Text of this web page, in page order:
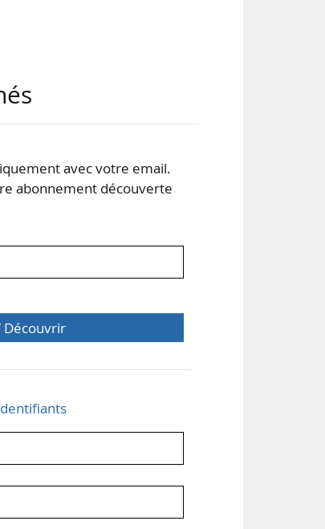
avec votre email.
abonnement découverte